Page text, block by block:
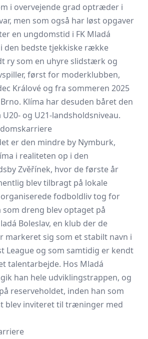
i overvejende grad optræder i
men som også har løst opgaver
en ungdomstid i FK Mladá
den bedste tjekkiske række
ry som en uhyre slidstærk og
først for moderklubben,
Králové og fra sommeren 2025
Klíma har desuden båret den
og U21-landsholdsniveau.
er den mindre by Nymburk,
i realiteten op i den
Zvěřínek, hvor de første år
blev tilbragt på lokale
fodboldliv tog for
dreng blev optaget på
Boleslav, en klub der de
markeret sig som et stabilt navn i
League og som samtidig er kendt
talentarbejde. Hos Mladá
han hele udviklingstrappen, og
reserveholdet, inden han som
blev inviteret til træninger med